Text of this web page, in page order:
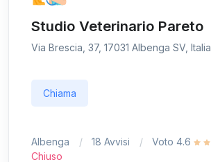
Studio Veterinario Pareto
Via Brescia, 37, 17031 Albenga SV, Italia
Chiama
Albenga 18 Avvisi
Voto 4.6
Chiuso